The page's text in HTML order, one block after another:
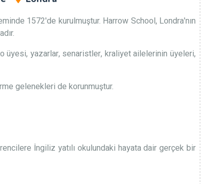
1572'de kurulmuştur. Harrow School, Londra'nın
üyesi, yazarlar, senaristler, kraliyet ailelerinin üyeleri,
gelenekleri de korunmuştur.
İngiliz yatılı okulundaki hayata dair gerçek bir